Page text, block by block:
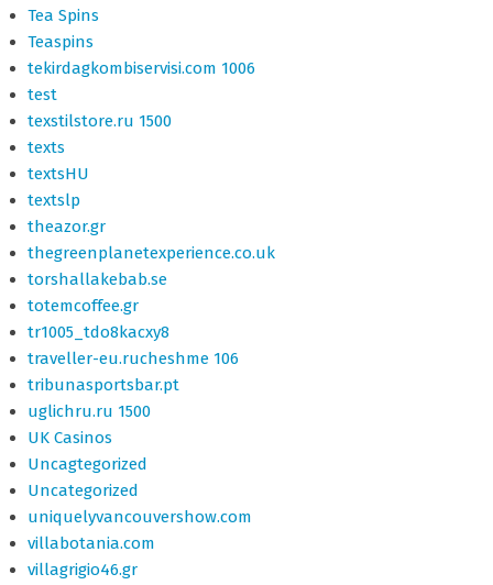
Tea Spins
Teaspins
tekirdagkombiservisi.com 1006
test
texstilstore.ru 1500
texts
textsHU
textslp
theazor.gr
thegreenplanetexperience.co.uk
torshallakebab.se
totemcoffee.gr
tr1005_tdo8kacxy8
traveller-eu.rucheshme 106
tribunasportsbar.pt
uglichru.ru 1500
UK Casinos
Uncagtegorized
Uncategorized
uniquelyvancouvershow.com
villabotania.com
villagrigio46.gr